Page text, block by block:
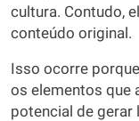
cultura. Contudo,
conteúdo original.
Isso ocorre
os elementos que
potencial de gerar